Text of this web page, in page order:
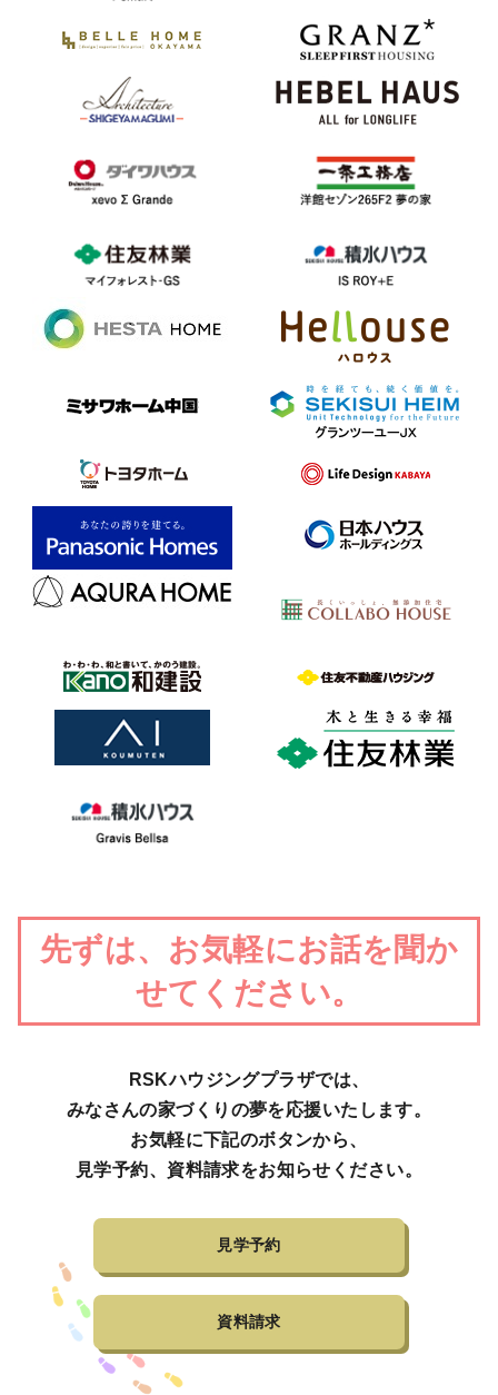
先ずは、お気軽にお話を聞か
せてください。
RSKハウジングプラザでは、
みなさんの家づくりの夢を応援いたします。
お気軽に下記のボタンから、
見学予約、資料請求をお知らせください。
見学予約
資料請求